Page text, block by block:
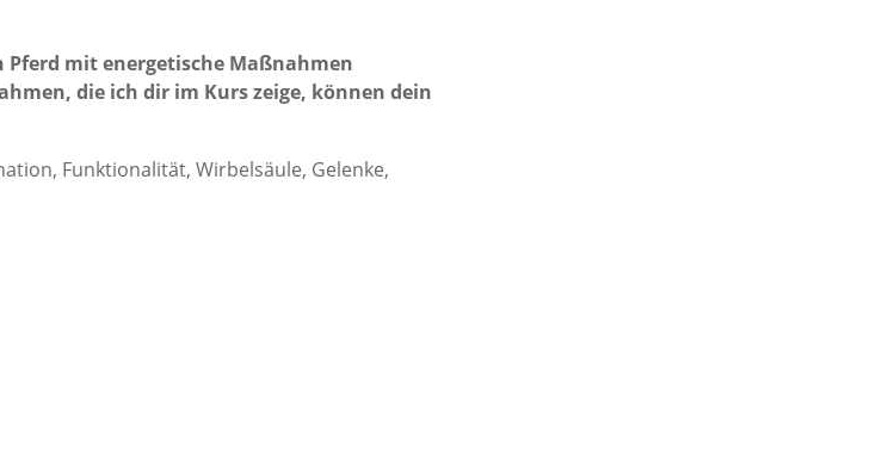
Pferd mit energetische Maßnahmen
die ich dir im Kurs zeige, können dein
Funktionalität, Wirbelsäule, Gelenke,